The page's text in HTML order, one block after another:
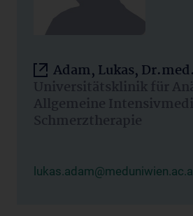
Adam, Lukas,
Universitätsklinik für
Allgemeine
Schmerztherapie